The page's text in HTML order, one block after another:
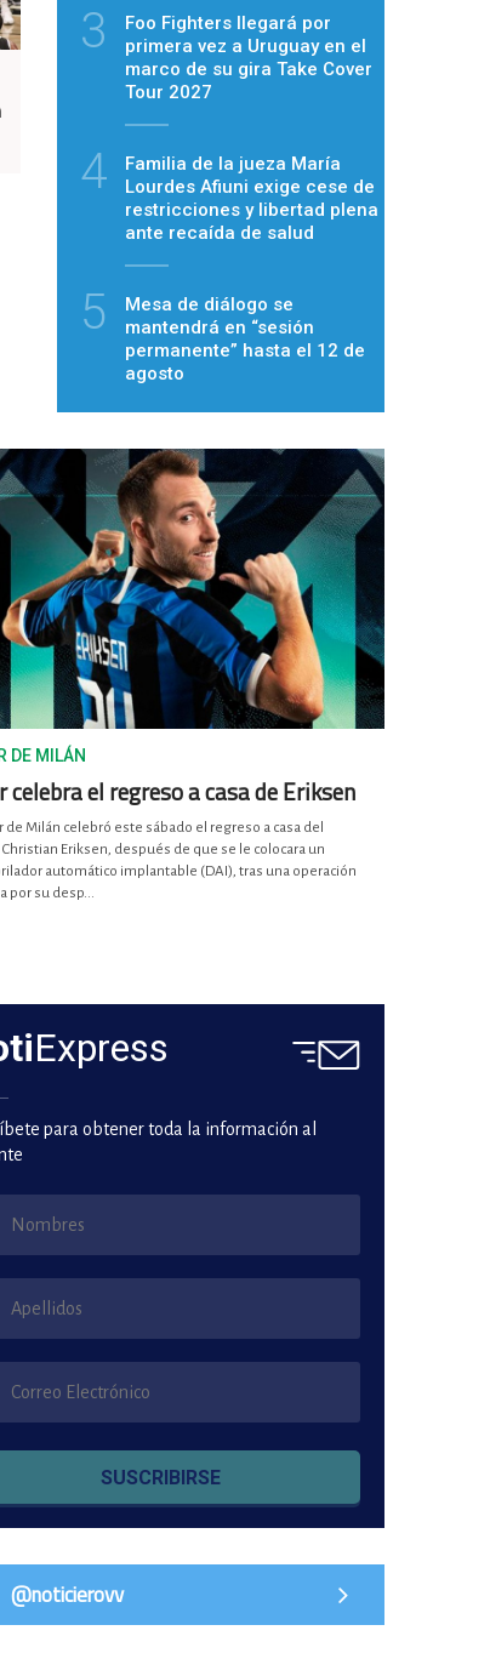
3
Foo Fighters llegará por
primera vez a Uruguay en el
marco de su gira Take Cover
Tour 2027
4
Familia de la jueza María
Lourdes Afiuni exige cese de
restricciones y libertad plena
ante recaída de salud
5
Mesa de diálogo se
mantendrá en “sesión
permanente” hasta el 12 de
agosto
DE MILÁN
celebra el regreso a casa de Eriksen
de Milán celebró este sábado el regreso a casa del
Eriksen, después de que se le colocara un
automático implantable (DAI), tras una operación
por su desp...
Express
para obtener toda la información al
SUSCRIBIRSE
@noticierovv